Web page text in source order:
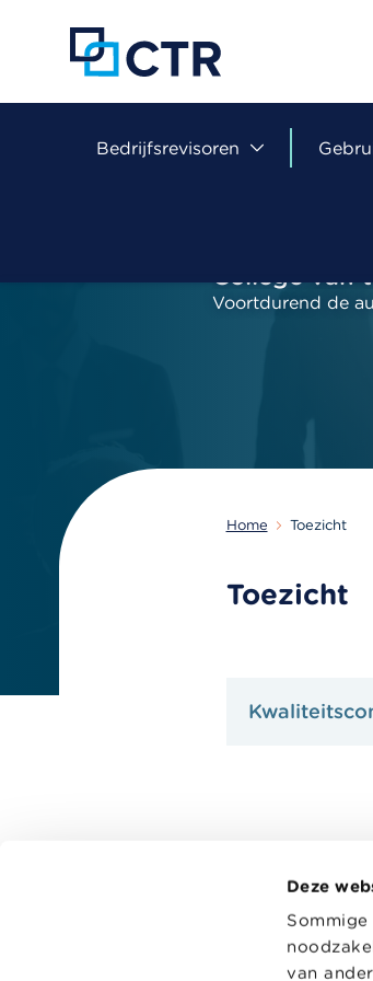
Deze
van
Bedrijfsrevisoren
College van
Voortdurend de
Home Toezicht
Toezicht